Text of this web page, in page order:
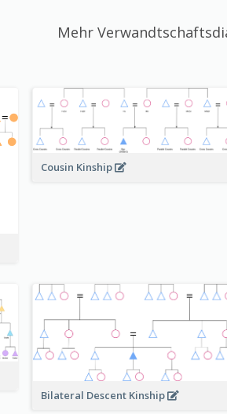
Mehr
Cousin Kinship
Bilateral Descent Kinship